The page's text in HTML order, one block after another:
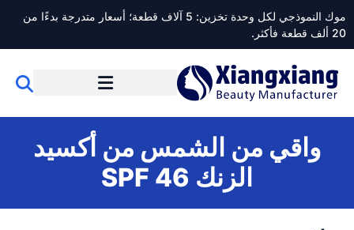
موك النموذجي لكل وحدة تخزين: 5 آلاف قطعة؛ أسعار متدرجة بدءًا من
20 ألف قطعة فأكثر.
واقي من الشمس من أكسيد
الزنك SPF 46